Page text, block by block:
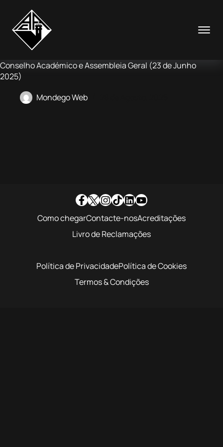
conteúdo
Conselho Académico e Assembleia Geral (23 de Junho
2025)
Mondego Web
Como chegarContacte-nosAcreditações
Livro de Reclamações
Política de PrivacidadePolítica de Cookies
Termos & Condições